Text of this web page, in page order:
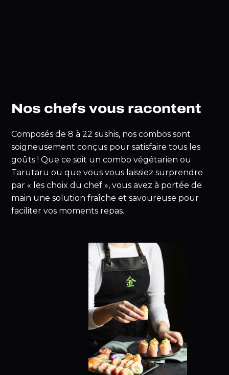
Nos chefs vous racontent
Composés de 8 à 22 sushis, nos combos sont
soigneusement conçus pour satisfaire tous les
goûts ! Que ce soit un combo végétarien ou
Tarutaru ou que vous vous laissiez surprendre
par « les choix du chef », vous avez à portée de
main une solution fraîche et savoureuse pour
faciliter vos moments repas.